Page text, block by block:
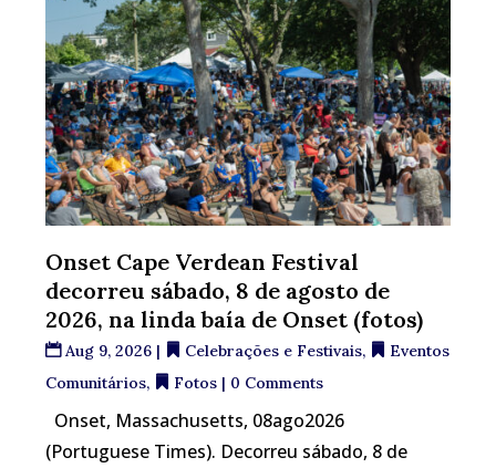
Onset Cape Verdean Festival
decorreu sábado, 8 de agosto de
2026, na linda baía de Onset (fotos)
Aug 9, 2026 | Celebrações e Festivais,
Eventos
Comunitários, Fotos | 0 Comments
Onset, Massachusetts, 08ago2026
(Portuguese Times). Decorreu sábado, 8 de